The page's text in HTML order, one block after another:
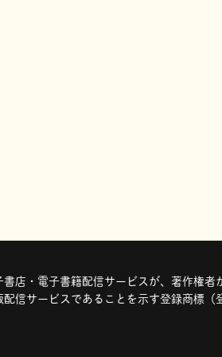
書店・電子書籍配信サービスが、著作権者
配信サービスであることを示す登録商標（